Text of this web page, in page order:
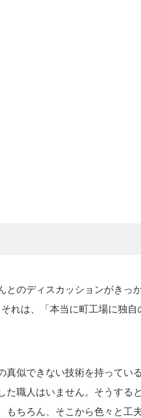
のディスカッションがきっ
れは、「本当に町工場に独
似できない技術を持ってい
職人はいません。そうする
ちろん、そこから色々と工